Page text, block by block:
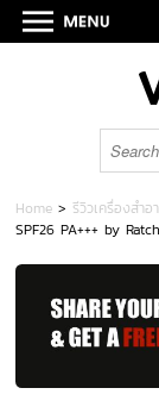
Home >รีวิวเครื่องสำ
SPF26 PA+++ by